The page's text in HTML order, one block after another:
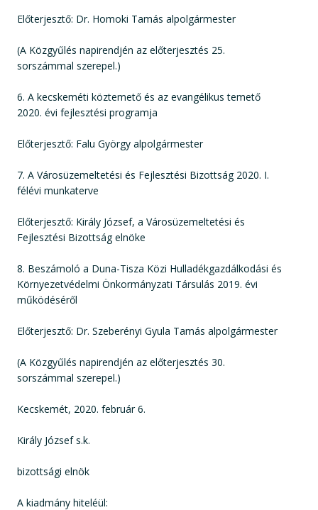
Előterjesztő: Dr. Homoki Tamás alpolgármester
(A Közgyűlés napirendjén az előterjesztés 25.
sorszámmal szerepel.)
6. A kecskeméti köztemető és az evangélikus temető
2020. évi fejlesztési programja
Előterjesztő: Falu György alpolgármester
7. A Városüzemeltetési és Fejlesztési Bizottság 2020. I.
félévi munkaterve
Előterjesztő: Király József, a Városüzemeltetési és
Fejlesztési Bizottság elnöke
8. Beszámoló a Duna-Tisza Közi Hulladékgazdálkodási és
Környezetvédelmi Önkormányzati Társulás 2019. évi
működéséről
Előterjesztő: Dr. Szeberényi Gyula Tamás alpolgármester
(A Közgyűlés napirendjén az előterjesztés 30.
sorszámmal szerepel.)
Kecskemét, 2020. február 6.
Király József s.k.
bizottsági elnök
A kiadmány hiteléül: